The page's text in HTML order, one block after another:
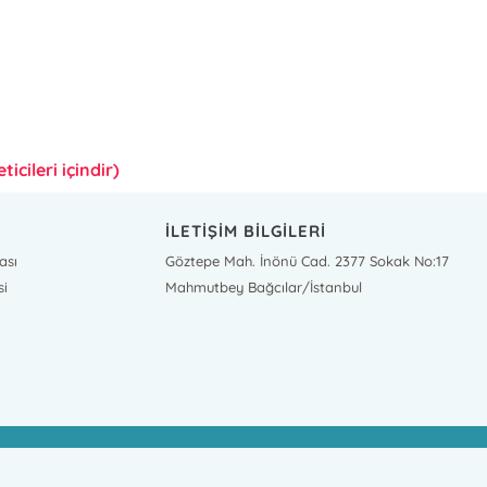
içindir)
İLETİŞİM BİLGİLERİ
Göztepe Mah. İnönü Cad. 2377 Sokak No:17
Mahmutbey Bağcılar/İstanbul